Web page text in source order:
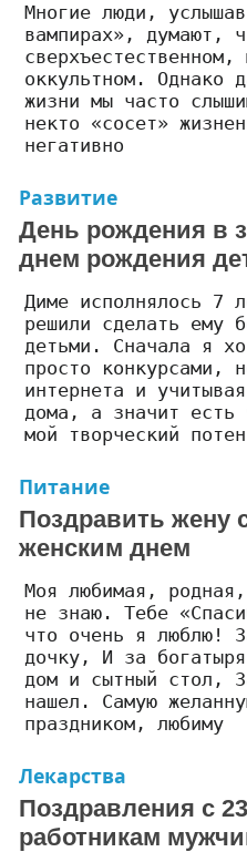
Многие люди,
вампирах», думают,
оккультном. Однако
жизни мы часто
некто «сосет»
негативно
Развитие
День рождения в
днем рождения
Диме исполнялось 7
решили сделать ему
детьми. Сначала я
просто конкурсами,
интернета и
дома, а значит есть
мой творческий потен
Питание
Поздравить жену
женским днем
Моя любимая,
не знаю. Тебе
что очень я люблю!
дочку, И за
дом и сытный стол,
нашел. Самую
праздником, любиму
Лекарства
Поздравления с
работникам